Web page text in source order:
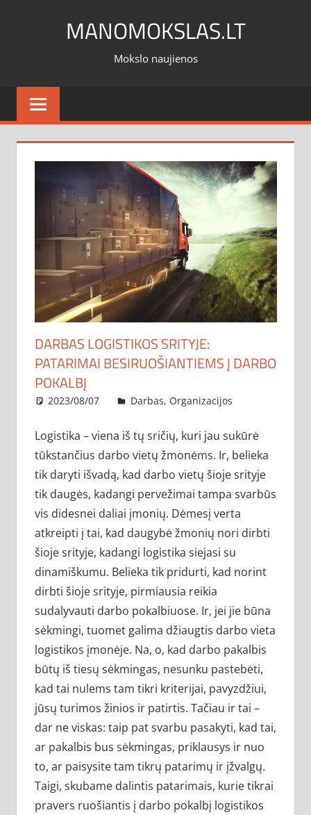
MANOMOKSLAS.LT
Mokslo naujienos
DARBAS LOGISTIKOS SRITYJE:
PATARIMAI BESIRUOŠIANTIEMS Į DARBO
POKALBĮ
2023/08/07 administratorius
Darbas, Organizacijos
Logistika – viena iš tų sričių, kuri jau sukūrė
tūkstančius darbo vietų žmonėms. Ir, belieka
tik daryti išvadą, kad darbo vietų šioje srityje
tik daugės, kadangi pervežimai tampa svarbūs
vis didesnei daliai įmonių. Dėmesį verta
atkreipti į tai, kad daugybė žmonių nori dirbti
šioje srityje, kadangi logistika siejasi su
dinamiškumu. Belieka tik pridurti, kad norint
dirbti šioje srityje, pirmiausia reikia
sudalyvauti darbo pokalbiuose. Ir, jei jie būna
sėkmingi, tuomet galima džiaugtis darbo vieta
logistikos įmonėje. Na, o, kad darbo pakalbis
būtų iš tiesų sėkmingas, nesunku pastebėti,
kad tai nulems tam tikri kriterijai, pavyzdžiui,
jūsų turimos žinios ir patirtis. Tačiau ir tai –
dar ne viskas: taip pat svarbu pasakyti, kad tai,
ar pakalbis bus sėkmingas, priklausys ir nuo
to, ar paisysite tam tikrų patarimų ir įžvalgų.
Taigi, skubame dalintis patarimais, kurie tikrai
pravers ruošiantis į darbo pokalbį logistikos